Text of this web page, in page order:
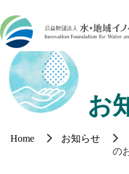
お
Home お知らせ
の